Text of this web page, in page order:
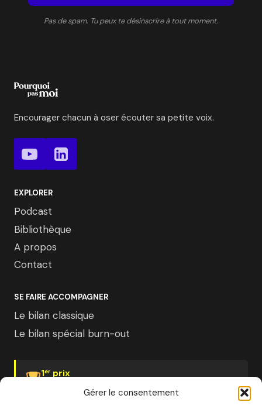
Gérer le consentement
Pas de spam. Tu peux te désinscrire à tout moment.
Encourager chacun à oser écouter sa petite voix.
EXPLORER
Podcast
Bibliothèque
A propos
Contact
SE FAIRE ACCOMPAGNER
Le bilan classique
Le bilan spécial burn-out
1er prix